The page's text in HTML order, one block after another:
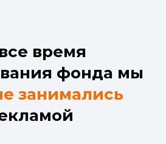
время
фонда мы
занимались